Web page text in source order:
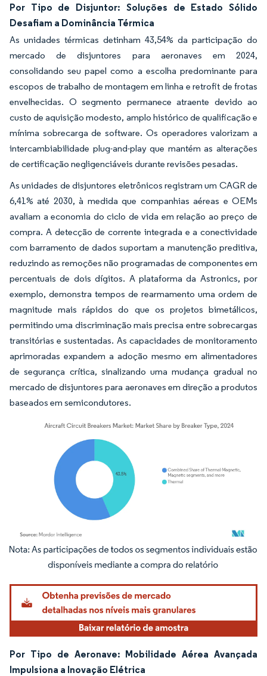
Por Tipo de Disjuntor: Soluções de Estado Sólido
Desafiam a Dominância Térmica
As unidades térmicas detinham 43,54% da participação do
mercado de disjuntores para aeronaves em 2024,
consolidando seu papel como a escolha predominante para
escopos de trabalho de montagem em linha e retrofit de frotas
envelhecidas. O segmento permanece atraente devido ao
custo de aquisição modesto, amplo histórico de qualificação e
mínima sobrecarga de software. Os operadores valorizam a
intercambiabilidade plug-and-play que mantém as alterações
de certificação negligenciáveis durante revisões pesadas.
As unidades de disjuntores eletrônicos registram um CAGR de
6,41% até 2030, à medida que companhias aéreas e OEMs
avaliam a economia do ciclo de vida em relação ao preço de
compra. A detecção de corrente integrada e a conectividade
com barramento de dados suportam a manutenção preditiva,
reduzindo as remoções não programadas de componentes em
percentuais de dois dígitos. A plataforma da Astronics, por
exemplo, demonstra tempos de rearmamento uma ordem de
magnitude mais rápidos do que os projetos bimetálicos,
permitindo uma discriminação mais precisa entre sobrecargas
transitórias e sustentadas. As capacidades de monitoramento
aprimoradas expandem a adoção mesmo em alimentadores
de segurança crítica, sinalizando uma mudança gradual no
mercado de disjuntores para aeronaves em direção a produtos
baseados em semicondutores.
Imagem © Mordor Intelligence. O reuso requer atribuição conforme CC BY 4.0.
Por Tipo de Aeronave: Mobilidade Aérea Avançada
Impulsiona a Inovação Elétrica